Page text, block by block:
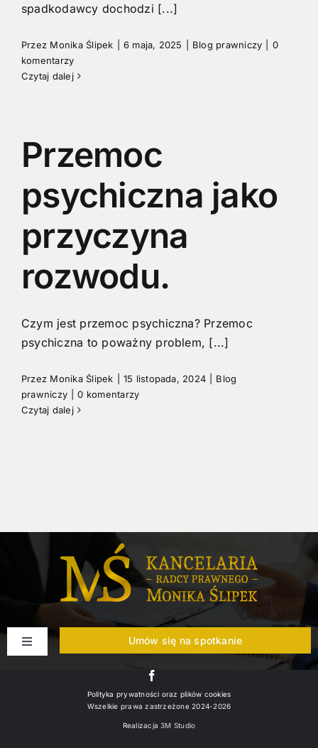
spadkodawcy dochodzi [...]
Przez Monika Ślipek 6 maja, 2025 Blog prawniczy
0
komentarzy
Czytaj dalej
Przemoc
psychiczna jako
przyczyna
rozwodu.
Czym jest przemoc psychiczna? Przemoc
psychiczna to poważny problem, [...]
Przez Monika Ślipek 15 listopada, 2024
Blog
prawniczy
0 komentarzy
Czytaj dalej
Toggle
Kompleksowa obsługa prawna firm
Upadłość konsumencka
Umów się na spotkanie
Polityka prywatności oraz plików cookies
Wszelkie prawa zastrzeżone 2024-2026
Realizacja3M Studio